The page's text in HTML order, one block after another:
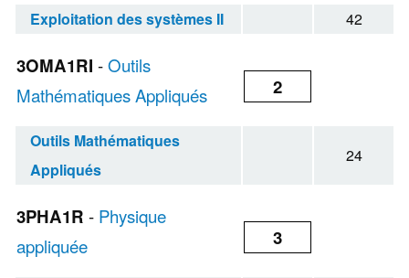
Exploitation des systèmes II 42
3OMA1RI -Outils
Mathématiques Appliqués
2
Outils Mathématiques
Appliqués
24
3PHA1R - Physique
appliquée
3